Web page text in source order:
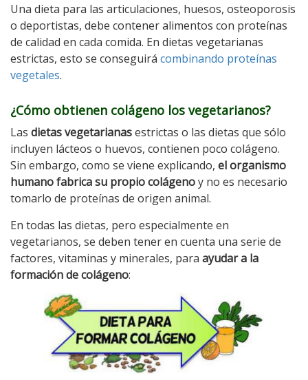
Una dieta para las articulaciones, huesos, osteoporosis
o deportistas, debe contener alimentos con proteínas
de calidad en cada comida. En dietas vegetarianas
estrictas, esto se conseguirá combinando proteínas
vegetales.
¿Cómo obtienen colágeno los vegetarianos?
Las dietas vegetarianasestrictas o las dietas que sólo
incluyen lácteos o huevos, contienen poco colágeno.
Sin embargo, como se viene explicando, el organismo
humano fabrica su propio colágenoy no es necesario
tomarlo de proteínas de origen animal.
En todas las dietas, pero especialmente en
vegetarianos, se deben tener en cuenta una serie de
factores, vitaminas y minerales, para ayudar a la
formación de colágeno: